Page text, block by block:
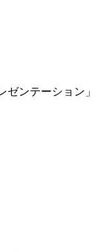
ゼンテーション」